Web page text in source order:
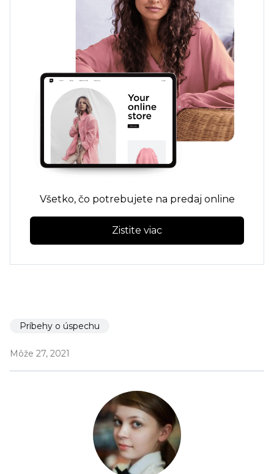
Všetko, čo potrebujete na predaj online
Zistite viac
Príbehy o úspechu
Môže 27, 2021